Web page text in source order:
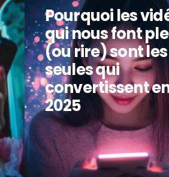
Pourquoi les
qui nous font
(ou rire) sont les
seules qui
convertissent
2025